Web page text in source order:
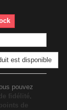
est disponible
pouvez
fidélité.
de